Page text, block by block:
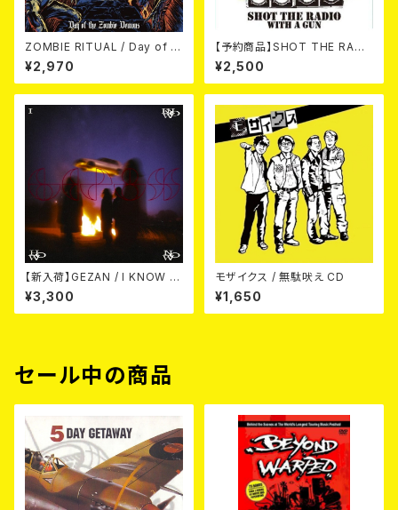
ZOMBIE RITUAL / Day of th
e Zombie Demons
¥2,970
【予約商品】SHOT THE RADI
O WITH A GUN / SOUND RI
OT (CD)【8月８日発売】
¥2,500
【新入荷】GEZAN / I KNOW H
OW NOW (CD)
¥3,300
モザイクス / 無駄吠え CD
¥1,650
セール中の商品